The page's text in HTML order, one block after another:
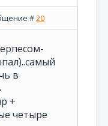
#20
в
+
четыре